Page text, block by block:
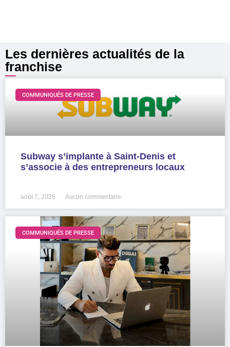
Les dernières actualités de la
franchise
COMMUNIQUÉS DE PRESSE
Subway s’implante à Saint-Denis et
s’associe à des entrepreneurs locaux
août 7, 2026 Aucun commentaire
COMMUNIQUÉS DE PRESSE